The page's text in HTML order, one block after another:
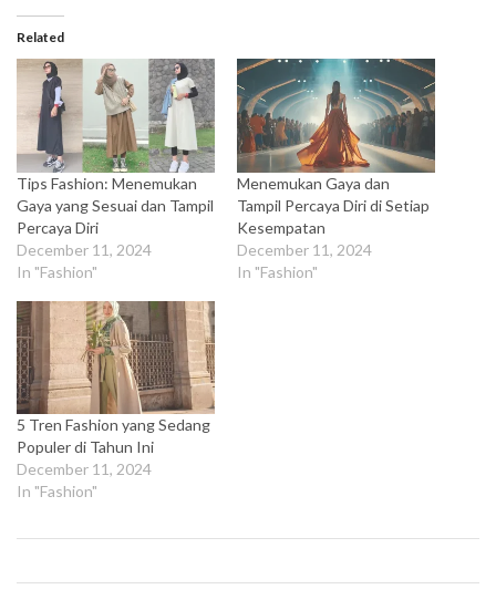
Related
Tips Fashion: Menemukan
Gaya yang Sesuai dan Tampil
Percaya Diri
December 11, 2024
In "Fashion"
Menemukan Gaya dan
Tampil Percaya Diri di Setiap
Kesempatan
December 11, 2024
In "Fashion"
5 Tren Fashion yang Sedang
Populer di Tahun Ini
December 11, 2024
In "Fashion"